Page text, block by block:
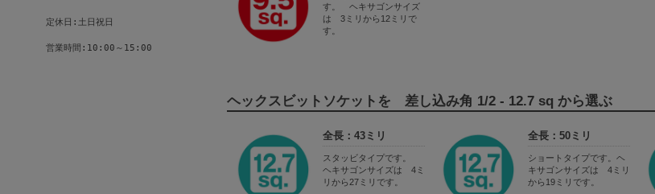
す。 ヘキサゴンサイズ
は 3ミリから12ミリで
す。
ヘックスビットソケットを 差し込み角 1/2 - 12.7 sq から選ぶ
全長：43ミリ
スタッビタイプです。
ヘキサゴンサイズは 4ミ
リから27ミリです。
全長：50ミリ
ショートタイプです。ヘ
キサゴンサイズは 4ミリ
から19ミリです。
定休日:土日祝日
営業時間:10:00～15:00